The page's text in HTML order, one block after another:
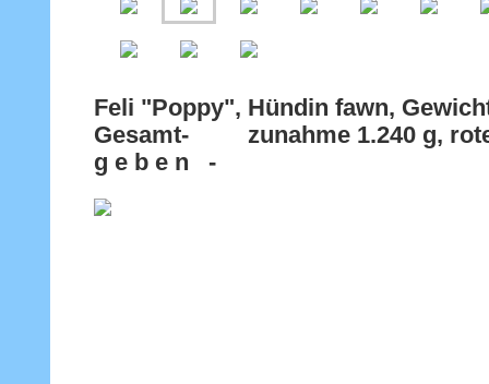
Feli "Poppy", Hündin fawn,
Gesamt- zunahme 1.240 g,
g e b e n -